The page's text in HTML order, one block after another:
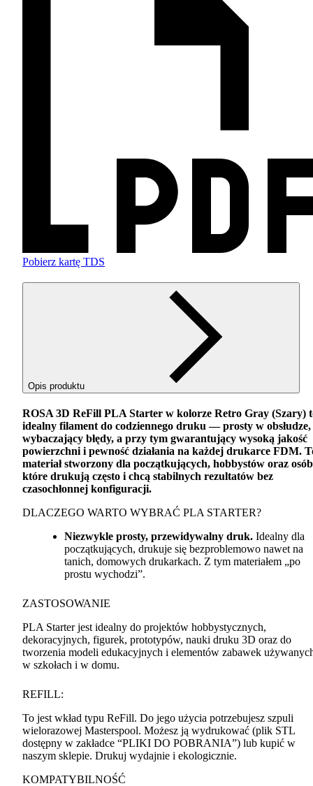
Pobierz kartę TDS
Opis produktu
ROSA 3D ReFill PLA Starter w kolorze Retro Gray (Szary)
idealny filament do codziennego druku — prosty w obsłudze,
wybaczający błędy, a przy tym gwarantujący wysoką jakość
powierzchni i pewność działania na każdej drukarce FDM.
materiał stworzony dla początkujących, hobbystów oraz
które drukują często i chcą stabilnych rezultatów bez
czasochłonnej konfiguracji.
DLACZEGO WARTO WYBRAĆ PLA STARTER?
Niezwykle prosty, przewidywalny druk. Idealny dla
początkujących, drukuje się bezproblemowo nawet na
tanich, domowych drukarkach. Z tym materiałem „po
prostu wychodzi”.
ZASTOSOWANIE
PLA Starter jest idealny do projektów hobbystycznych,
dekoracyjnych, figurek, prototypów, nauki druku 3D oraz do
tworzenia modeli edukacyjnych i elementów zabawek
w szkołach i w domu.
REFILL:
To jest wkład typu ReFill. Do jego użycia potrzebujesz szpuli
wielorazowej Masterspool. Możesz ją wydrukować (plik STL
dostępny w zakładce “PLIKI DO POBRANIA”) lub kupić w
naszym sklepie. Drukuj wydajnie i ekologicznie.
KOMPATYBILNOŚĆ